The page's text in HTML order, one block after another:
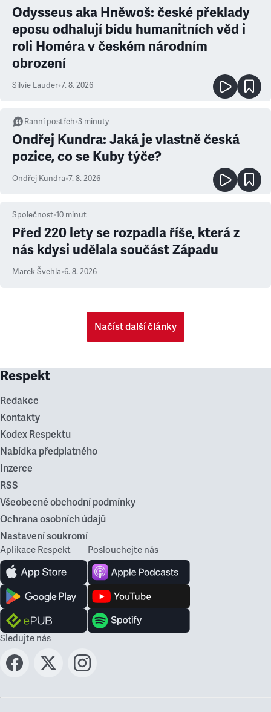
Odysseus aka Hněwoš: české překlady
eposu odhalují bídu humanitních věd i
roli Homéra v českém národním
obrození
Silvie Lauder•7. 8. 2026
Ranní postřeh•3 minuty
Ondřej Kundra: Jaká je vlastně česká
pozice, co se Kuby týče?
Ondřej Kundra•7. 8. 2026
Společnost•10 minut
Před 220 lety se rozpadla říše, která z
nás kdysi udělala součást Západu
Marek Švehla•6. 8. 2026
Načíst další články
Respekt
Redakce
Kontakty
Kodex Respektu
Nabídka předplatného
Inzerce
RSS
Všeobecné obchodní podmínky
Ochrana osobních údajů
Nastavení soukromí
Aplikace Respekt Poslouchejte nás
Sledujte nás